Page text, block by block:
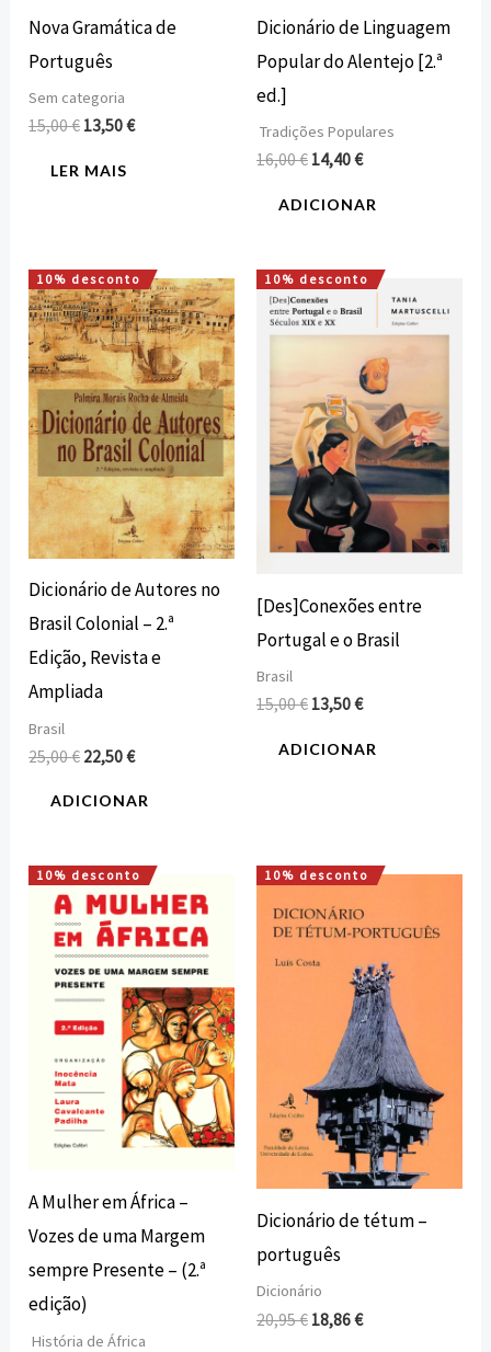
Nova Gramática de
Português
Sem categoria
15,00€ 13,50€
LER MAIS
Dicionário de Linguagem
Popular do Alentejo [2.ª
ed.]
Tradições Populares
16,00€ 14,40€
ADICIONAR
10% desconto
Dicionário de Autores no
Brasil Colonial – 2.ª
Edição, Revista e
Ampliada
Brasil
25,00€
O
preço
original
era:
25,00 €.
22,50€
O
preço
atual
é:
22,50 €.
ADICIONAR
10% desconto
[Des]Conexões entre
Portugal e o Brasil
Brasil
15,00€
O
preço
original
15,00 €.
13,50€
O
preço
atual
13,50 €.
ADICIONAR
10% desconto
A Mulher em África –
Vozes de uma Margem
sempre Presente – (2.ª
edição)
História de África
O
preço
original
era:
23,10 €.
O
preço
atual
é:
20,79 €.
10% desconto
Dicionário de tétum –
português
Dicionário
20,95€
O
preço
original
20,95 €.
18,86€
O
preço
atual
é:
18,86 €.